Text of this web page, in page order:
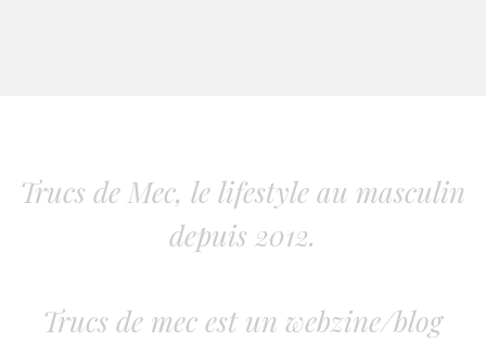
Trucs de Mec, le lifestyle au masculin
depuis 2012.
Trucs de mec est un webzine/blog